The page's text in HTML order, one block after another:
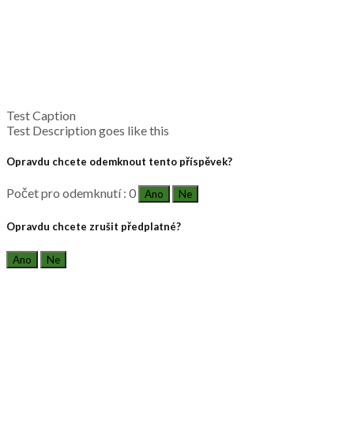
Test Caption
Test Description goes like this
Opravdu chcete odemknout tento příspěvek?
Počet pro odemknutí : 0 Ano Ne
Opravdu chcete zrušit předplatné?
Ano Ne